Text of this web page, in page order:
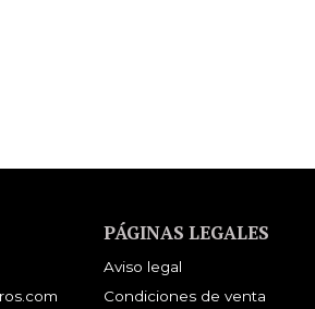
PÁGINAS LEGALES
Aviso legal
Condiciones de venta